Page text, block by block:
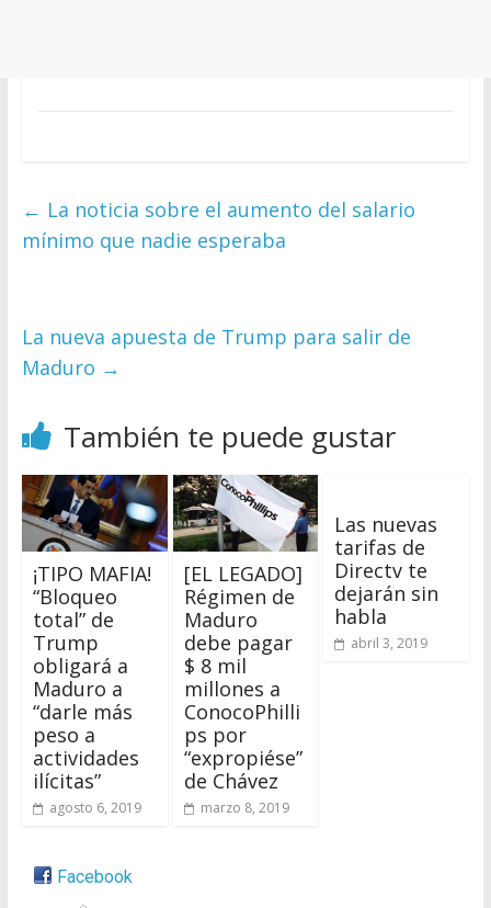
← La noticia sobre el aumento del salario
mínimo que nadie esperaba
La nueva apuesta de Trump para salir de
Maduro →
También te puede gustar
¡TIPO MAFIA!
“Bloqueo
total” de
Trump
obligará a
Maduro a
“darle más
peso a
actividades
ilícitas”
agosto 6, 2019
[EL LEGADO]
Régimen de
Maduro
debe pagar
$ 8 mil
millones a
ConocoPhilli
ps por
“expropiése”
de Chávez
marzo 8, 2019
Las nuevas
tarifas de
Directv te
dejarán sin
habla
abril 3, 2019
Facebook